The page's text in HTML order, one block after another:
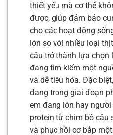
thiết yếu mà cơ thể
được, giúp đảm bảo
cho các hoạt động
lớn so với nhiều loại
câu trở thành lựa chọn
đang tìm kiếm một
và dễ tiêu hóa. Đặc
đang trong giai đoạn
em đang lớn hay
protein từ chim bồ câu
và phục hồi cơ bắp